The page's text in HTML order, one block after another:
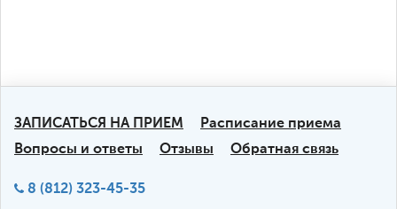
ЗАПИСАТЬСЯ НА ПРИЕМ
Расписание приема
Вопросы и ответы
Отзывы Обратная связь
8 (812) 323-45-35